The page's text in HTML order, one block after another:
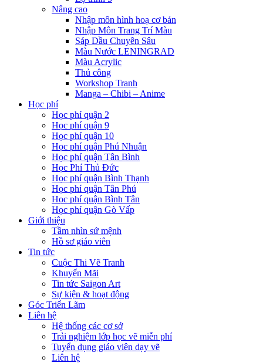
Nâng cao
Nhập môn hình hoạ cơ bản
Nhập Môn Trang Trí Màu
Sáp Dầu Chuyên Sâu
Màu Nước LENINGRAD
Màu Acrylic
Thủ công
Workshop Tranh
Manga – Chibi – Anime
Học phí
Học phí quận 2
Học phí quận 9
Học phí quận 10
Học phí quận Phú Nhuận
Học phí quận Tân Bình
Học Phí Thủ Đức
Học phí quận Bình Thạnh
Học phí quận Tân Phú
Học phí quận Bình Tân
Học phí quận Gò Vấp
Giới thiệu
Tầm nhìn sứ mệnh
Hồ sơ giáo viên
Tin tức
Cuộc Thi Vẽ Tranh
Khuyến Mãi
Tin tức Saigon Art
Sự kiện & hoạt động
Góc Triển Lãm
Liên hệ
Hệ thống các cơ sở
Trải nghiệm lớp học vẽ miễn phí
Tuyển dụng giáo viên dạy vẽ
Liên hệ